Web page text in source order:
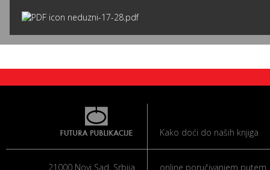
neduzni-17-28.pdf
Kako doći do naših knjiga
21000 Novi Sad, Srbija
online poručivanjem putem